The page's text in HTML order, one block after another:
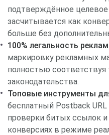
подтверждённое
засчитывается как
больше без
100% легальность
маркировку рекламных
полностью соответствуя
законодательства.
Топовые инструменты
бесплатный Postback
проверки битых ссылок
конверсиях в режиме